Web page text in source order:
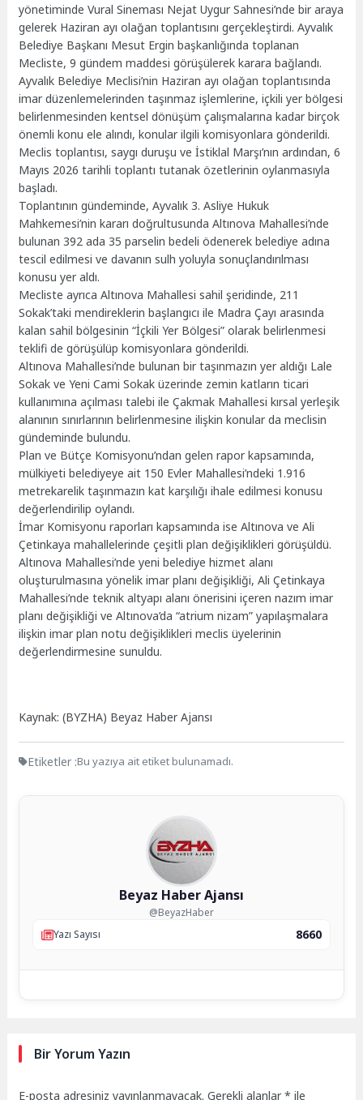
yönetiminde Vural Sineması Nejat Uygur Sahnesi’nde bir araya
gelerek Haziran ayı olağan toplantısını gerçekleştirdi. Ayvalık
Belediye Başkanı Mesut Ergin başkanlığında toplanan
Mecliste, 9 gündem maddesi görüşülerek karara bağlandı.
Ayvalık Belediye Meclisi’nin Haziran ayı olağan toplantısında
imar düzenlemelerinden taşınmaz işlemlerine, içkili yer bölgesi
belirlenmesinden kentsel dönüşüm çalışmalarına kadar birçok
önemli konu ele alındı, konular ilgili komisyonlara gönderildi.
Meclis toplantısı, saygı duruşu ve İstiklal Marşı’nın ardından, 6
Mayıs 2026 tarihli toplantı tutanak özetlerinin oylanmasıyla
başladı.
Toplantının gündeminde, Ayvalık 3. Asliye Hukuk
Mahkemesi’nin kararı doğrultusunda Altınova Mahallesi’nde
bulunan 392 ada 35 parselin bedeli ödenerek belediye adına
tescil edilmesi ve davanın sulh yoluyla sonuçlandırılması
konusu yer aldı.
Mecliste ayrıca Altınova Mahallesi sahil şeridinde, 211
Sokak’taki mendireklerin başlangıcı ile Madra Çayı arasında
kalan sahil bölgesinin “İçkili Yer Bölgesi” olarak belirlenmesi
teklifi de görüşülüp komisyonlara gönderildi.
Altınova Mahallesi’nde bulunan bir taşınmazın yer aldığı Lale
Sokak ve Yeni Cami Sokak üzerinde zemin katların ticari
kullanımına açılması talebi ile Çakmak Mahallesi kırsal yerleşik
alanının sınırlarının belirlenmesine ilişkin konular da meclisin
gündeminde bulundu.
Plan ve Bütçe Komisyonu’ndan gelen rapor kapsamında,
mülkiyeti belediyeye ait 150 Evler Mahallesi’ndeki 1.916
metrekarelik taşınmazın kat karşılığı ihale edilmesi konusu
değerlendirilip oylandı.
İmar Komisyonu raporları kapsamında ise Altınova ve Ali
Çetinkaya mahallelerinde çeşitli plan değişiklikleri görüşüldü.
Altınova Mahallesi’nde yeni belediye hizmet alanı
oluşturulmasına yönelik imar planı değişikliği, Ali Çetinkaya
Mahallesi’nde teknik altyapı alanı önerisini içeren nazım imar
planı değişikliği ve Altınova’da “atrium nizam” yapılaşmalara
ilişkin imar plan notu değişiklikleri meclis üyelerinin
değerlendirmesine sunuldu.
Kaynak: (BYZHA) Beyaz Haber Ajansı
Etiketler :Bu yazıya ait etiket bulunamadı.
Beyaz Haber Ajansı
@BeyazHaber
Yazı Sayısı
8660
Bir Yorum Yazın
E-posta adresiniz yayınlanmayacak. Gerekli alanlar* ile